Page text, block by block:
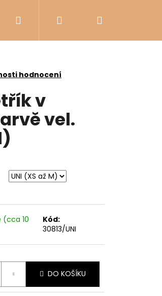
Přihlášení
hodnocení
v
vel.
10
Kód:
30813/UNI
DO KOŠÍKU
Následující